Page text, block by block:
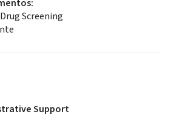
:
Screening
Support